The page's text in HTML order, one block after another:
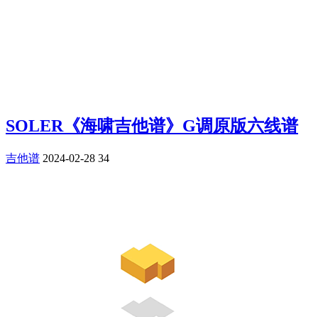
SOLER《海啸吉他谱》G调原版六线谱
吉他谱 2024-02-28 34